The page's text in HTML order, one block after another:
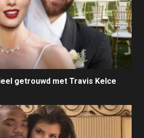
getrouwd met Travis Kelce